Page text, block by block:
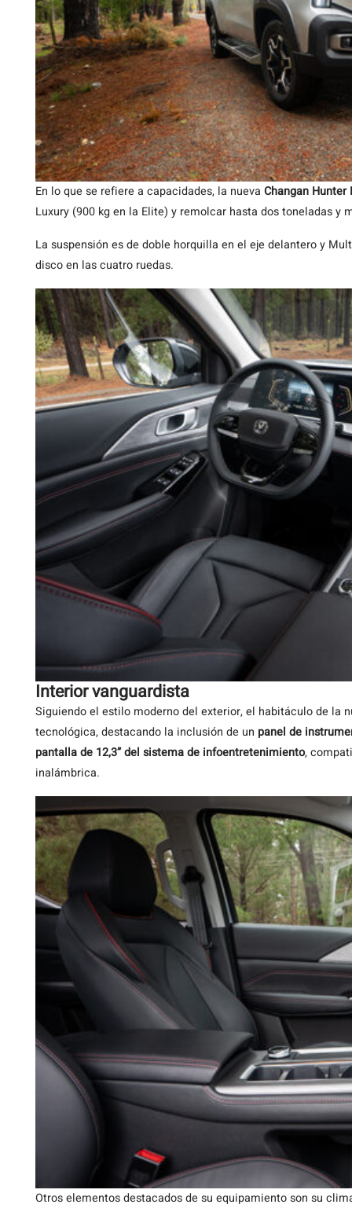
En lo que se refiere a capacidades, la nueva Changan Hunter
Luxury (900 kg en la Elite) y remolcar hasta dos toneladas y
La suspensión es de doble horquilla en el eje delantero y
disco en las cuatro ruedas.
Interior vanguardista
Siguiendo el estilo moderno del exterior, el habitáculo de la
tecnológica, destacando la inclusión de un panel de
pantalla de 12,3” del sistema de infoentretenimiento,
inalámbrica.
Otros elementos destacados de su equipamiento son su